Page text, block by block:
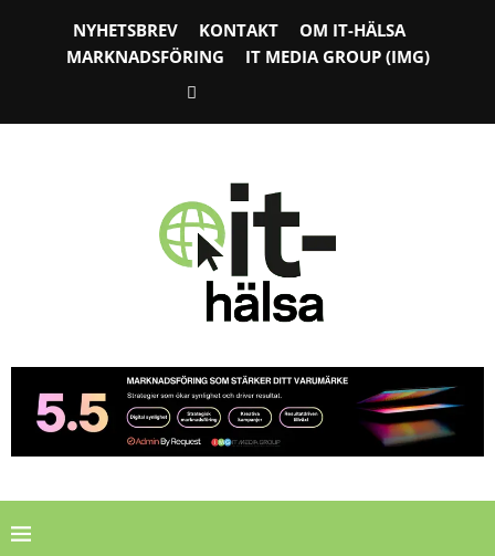
NYHETSBREV KONTAKT
OM IT-HÄLSA
MARKNADSFÖRING
IT MEDIA GROUP (IMG)